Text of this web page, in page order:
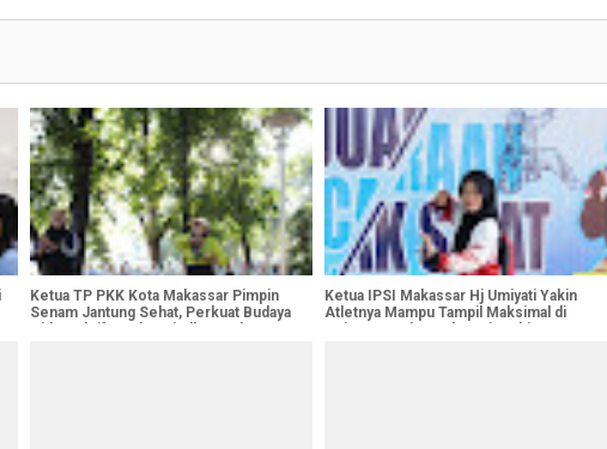
Ketua TP PKK Kota Makassar Pimpin
Senam Jantung Sehat, Perkuat Budaya
Ketua IPSI Makassar Hj Umiyati Yakin
Atletnya Mampu Tampil Maksimal di